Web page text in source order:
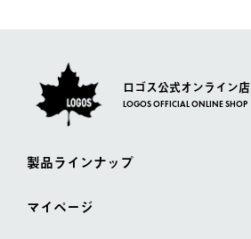
ロゴス公式オンライン店
LOGOS OFFICIAL ONLINE SHOP
製品ラインナップ
マイページ